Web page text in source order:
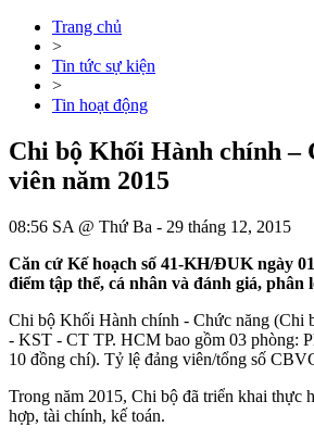
Trang chủ
>
Tin tức sự kiện
>
Tin hoạt động
Chi bộ Khối Hành chính –
viên năm 2015
08:56 SA @ Thứ Ba - 29 tháng 12, 2015
Căn cứ Kế hoạch số 41-KH/ĐUK ngày
điểm tập thể, cá nhân và đánh giá,
Chi bộ Khối Hành chính - Chức năng (Chi
- KST - CT TP. HCM bao gồm 03 phòng:
10 đồng chí). Tỷ lệ đảng viên/tổng số
Trong năm 2015, Chi bộ đã triển khai thực
hợp, tài chính, kế toán.